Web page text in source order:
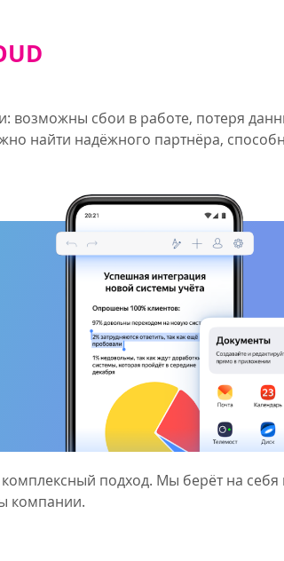
возможны сбои в работе, потеря
найти надёжного партнёра,
подход. Мы берёт на себя
компании.